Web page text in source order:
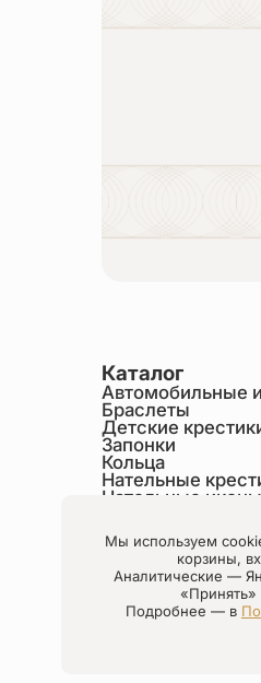
Каталог
Автомобильные
Браслеты
Детские
Запонки
Кольца
Нательные
Нательные иконы
Образки именные
Статуэтки святых
Шнурки на шею
Чётки
Мы используем
корзины,
Аналитические —
Подробнее — в